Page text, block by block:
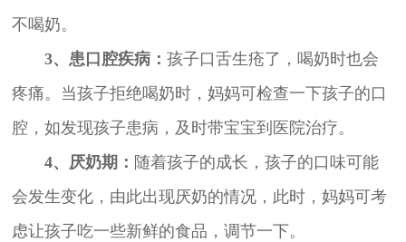
不喝奶。
3、患口腔疾病： 孩子口舌生疮了，喝奶时也会
疼痛。当孩子拒绝喝奶时，妈妈可检查一下孩子的口
腔，如发现孩子患病，及时带宝宝到医院治疗。
4、厌奶期： 随着孩子的成长，孩子的口味可能
会发生变化，由此出现厌奶的情况，此时，妈妈可考
虑让孩子吃一些新鲜的食品，调节一下。